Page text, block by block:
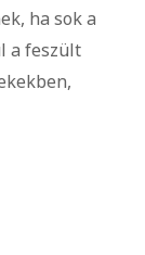
ha sok a
a feszült